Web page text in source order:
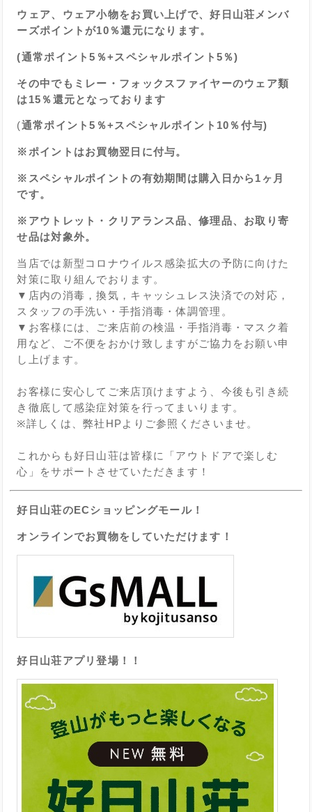
ウェア、ウェア小物をお買い上げで、好日山荘メンバ
ーズポイントが10％還元になります。
(通常ポイント5％+スペシャルポイント5％)
その中でもミレー・フォックスファイヤーのウェア類
は15％還元となっております
(通常ポイント5％+スペシャルポイント10％付与)
※ポイントはお買物翌日に付与。
※スペシャルポイントの有効期間は購入日から1ヶ月
です。
※アウトレット・クリアランス品、修理品、お取り寄
せ品は対象外。
当店では新型コロナウイルス感染拡大の予防に向けた
対策に取り組んでおります。
▼店内の消毒，換気，キャッシュレス決済での対応，
スタッフの手洗い・手指消毒・体調管理。
▼お客様には、ご来店前の検温・手指消毒・マスク着
用など、ご不便をおかけ致しますがご協力をお願い申
し上げます。
お客様に安心してご来店頂けますよう、今後も引き続
き徹底して感染症対策を行ってまいります。
※詳しくは、弊社HPよりご参照くださいませ。
これからも好日山荘は皆様に「アウトドアで楽しむ
心」をサポートさせていただきます！
好日山荘のECショッピングモール！
オンラインでお買物をしていただけます！
好日山荘アプリ登場！！